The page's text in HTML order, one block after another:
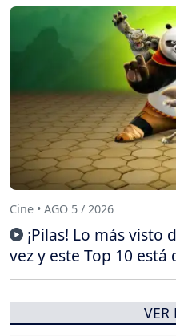
Cine • AGO 5 / 2026
¡Pilas! Lo más
vez y este Top 10 está
VER